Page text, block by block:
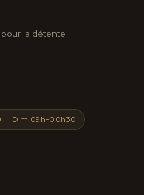
la détente
| Dim 09h–00h30